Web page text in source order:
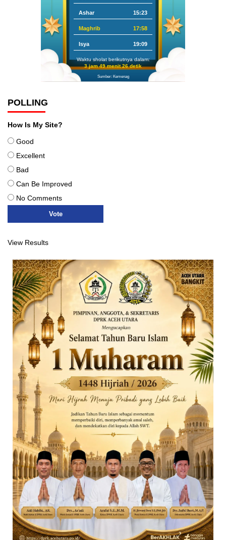
Ashar 15:23
Maghrib 17:58
Isya 19:09
Waktu sholat berikutnya dalam:
3 jam 49 menit 25 detik
Sumber: Kemenag
POLLING
How Is My Site?
Good
Excellent
Bad
Can Be Improved
No Comments
View Results